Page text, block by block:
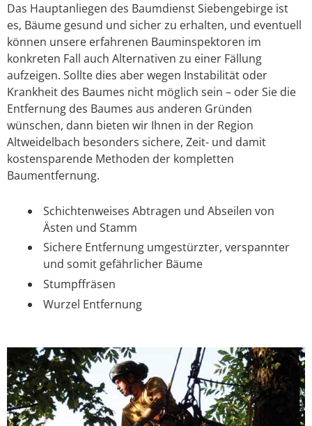
Das Hauptanliegen des Baumdienst Siebengebirge ist
es, Bäume gesund und sicher zu erhalten, und eventuell
können unsere erfahrenen Bauminspektoren im
konkreten Fall auch Alternativen zu einer Fällung
aufzeigen. Sollte dies aber wegen Instabilität oder
Krankheit des Baumes nicht möglich sein – oder Sie die
Entfernung des Baumes aus anderen Gründen
wünschen, dann bieten wir Ihnen in der Region
Altweidelbach besonders sichere, Zeit- und damit
kostensparende Methoden der kompletten
Baumentfernung.
Schichtenweises Abtragen und Abseilen von
Ästen und Stamm
Sichere Entfernung umgestürzter, verspannter
und somit gefährlicher Bäume
Stumpffräsen
Wurzel Entfernung